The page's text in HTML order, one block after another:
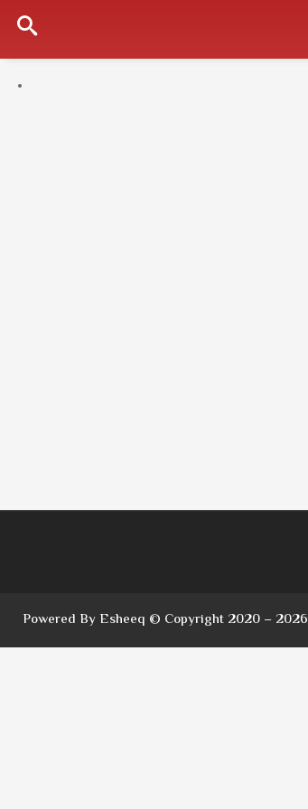
Powered By Esheeq © Copyright 2020 – 2026